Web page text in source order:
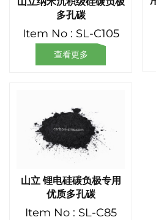
多孔碳
Item No : SL-C105
查看更多
山立 锂电硅碳负极专用
优质多孔碳
Item No : SL-C85